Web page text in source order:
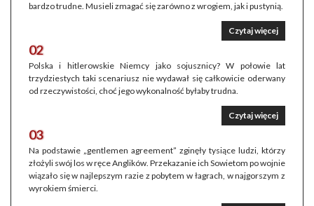
bardzo trudne. Musieli zmagać się zarówno z wrogiem, jak i pustynią.
Czytaj więcej
02
Polska i hitlerowskie Niemcy jako sojusznicy? W połowie lat
trzydziestych taki scenariusz nie wydawał się całkowicie oderwany
od rzeczywistości, choć jego wykonalność byłaby trudna.
Czytaj więcej
03
Na podstawie „gentlemen agreement” zginęły tysiące ludzi, którzy
złożyli swój los w ręce Anglików. Przekazanie ich Sowietom po wojnie
wiązało się w najlepszym razie z pobytem w łagrach, w najgorszym z
wyrokiem śmierci.